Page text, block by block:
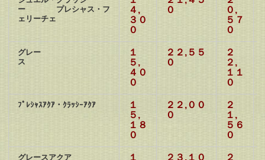
ー プレシャス・フ
ェリーチェ
４,
３０
０
０
０,
５７
０
グレー
ス
１
５,
４０
０
２２,５５
０
２
２,
１１
０
ﾌﾟﾚｼｬｽｱｸｱ・ｸﾗｯｼｰｱｸｱ
１
５,
１８
０
２２,００
０
２
１,
５６
０
グレースアクア
１
２３,１０
２